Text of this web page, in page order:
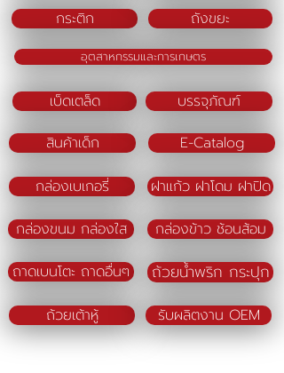
กระติก ถังขยะ
อุตสาหกรรมและการเกษตร
เบ็ดเตล็ด
สินค้าเด็ก
กล่องเบเกอรี่
กล่องขนม กล่องใส
ถาดเบนโตะ ถาดอื่นๆ
ถ้วยเต้าหู้
บรรจุภัณฑ์
E-Catalog
ฝาแก้ว ฝาโดม ฝาปิด
กล่องข้าว ช้อนส้อม
ถ้วยน้ำพริก กระปุก
รับผลิตงาน OEM